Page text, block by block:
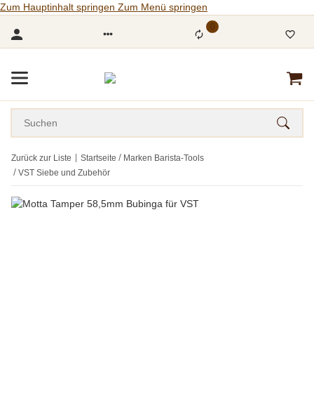
Zum Hauptinhalt springen Zum Menü springen
0
Zurück zur Liste Startseite
Marken Barista-Tools
VST Siebe und Zubehör